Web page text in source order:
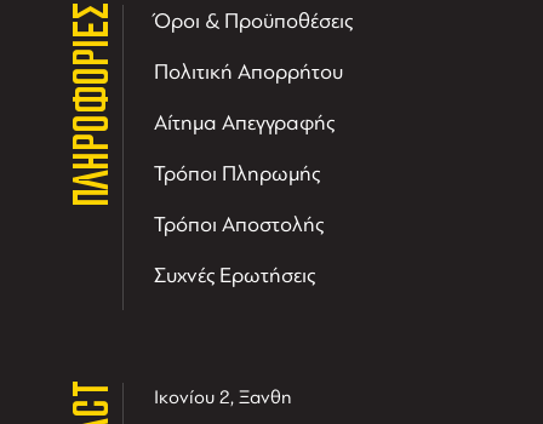
ΠΛΗΡΟΦΟΡΙΕΣ Όροι & Προϋποθέσεις
Πολιτική Απορρήτου
Αίτημα Απεγγραφής
Τρόποι Πληρωμής
Τρόποι Αποστολής
Συχνές Ερωτήσεις
Ικονίου 2, Ξανθη